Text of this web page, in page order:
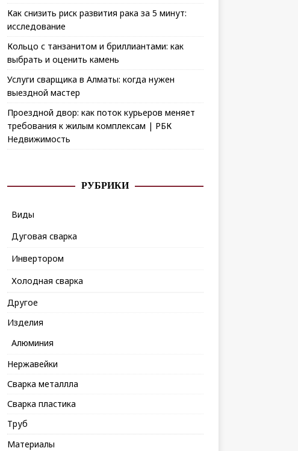
Как снизить риск развития рака за 5 минут:
исследование
Кольцо с танзанитом и бриллиантами: как
выбрать и оценить камень
Услуги сварщика в Алматы: когда нужен
выездной мастер
Проездной двор: как поток курьеров меняет
требования к жилым комплексам | РБК
Недвижимость
РУБРИКИ
Виды
Дуговая сварка
Инвертором
Холодная сварка
Другое
Изделия
Алюминия
Нержавейки
Сварка металлла
Сварка пластика
Труб
Материалы